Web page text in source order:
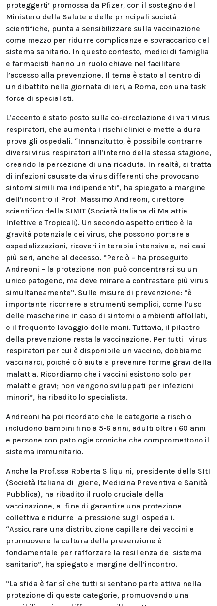
proteggerti’ promossa da Pfizer, con il sostegno del
Ministero della Salute e delle principali società
scientifiche, punta a sensibilizzare sulla vaccinazione
come mezzo per ridurre complicanze e sovraccarico del
sistema sanitario. In questo contesto, medici di famiglia
e farmacisti hanno un ruolo chiave nel facilitare
l’accesso alla prevenzione. Il tema è stato al centro di
un dibattito nella giornata di ieri, a Roma, con una task
force di specialisti.
L’accento è stato posto sulla co-circolazione di vari virus
respiratori, che aumenta i rischi clinici e mette a dura
prova gli ospedali. “Innanzitutto, è possibile contrarre
diversi virus respiratori all’interno della stessa stagione,
creando la percezione di una ricaduta. In realtà, si tratta
di infezioni causate da virus differenti che provocano
sintomi simili ma indipendenti”, ha spiegato a margine
dell’incontro il Prof. Massimo Andreoni, direttore
scientifico della SIMIT (Società Italiana di Malattie
Infettive e Tropicali). Un secondo aspetto critico è la
gravità potenziale dei virus, che possono portare a
ospedalizzazioni, ricoveri in terapia intensiva e, nei casi
più seri, anche al decesso. “Perciò – ha proseguito
Andreoni – la protezione non può concentrarsi su un
unico patogeno, ma deve mirare a contrastare più virus
simultaneamente”. Sulle misure di prevenzione: “è
importante ricorrere a strumenti semplici, come l’uso
delle mascherine in caso di sintomi o ambienti affollati,
e il frequente lavaggio delle mani. Tuttavia, il pilastro
della prevenzione resta la vaccinazione. Per tutti i virus
respiratori per cui è disponibile un vaccino, dobbiamo
vaccinarci, poiché ciò aiuta a prevenire forme gravi della
malattia. Ricordiamo che i vaccini esistono solo per
malattie gravi; non vengono sviluppati per infezioni
minori”, ha ribadito lo specialista.
Andreoni ha poi ricordato che le categorie a rischio
includono bambini fino a 5-6 anni, adulti oltre i 60 anni
e persone con patologie croniche che compromettono il
sistema immunitario.
Anche la Prof.ssa Roberta Siliquini, presidente della SItI
(Società Italiana di Igiene, Medicina Preventiva e Sanità
Pubblica), ha ribadito il ruolo cruciale della
vaccinazione, al fine di garantire una protezione
collettiva e ridurre la pressione sugli ospedali.
“Assicurare una distribuzione capillare dei vaccini e
promuovere la cultura della prevenzione è
fondamentale per rafforzare la resilienza del sistema
sanitario”, ha spiegato a margine dell’incontro.
“La sfida è far sì che tutti si sentano parte attiva nella
protezione di queste categorie, promuovendo una